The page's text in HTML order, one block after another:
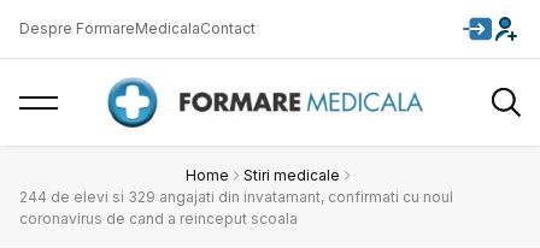
Despre FormareMedicalaContact
Home
Stiri medicale
244 de elevi si 329 angajati din invatamant, confirmati cu noul
coronavirus de cand a reinceput scoala